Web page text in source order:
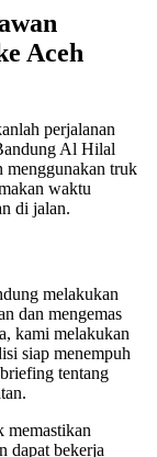
Aceh
perjalanan
Al Hilal
menggunakan truk
waktu
di jalan.
melakukan
dan mengemas
kami melakukan
siap menempuh
tentang
memastikan
dapat bekerja